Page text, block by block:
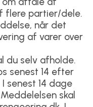
flere partier/dele.
når det
af varer over
du selv afholde.
senest 14 efter
senest 14 dage
skal